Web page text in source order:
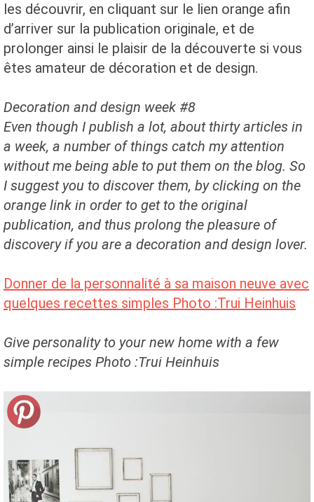
les découvrir, en cliquant sur le lien orange afin
d’arriver sur la publication originale, et de
prolonger ainsi le plaisir de la découverte si vous
êtes amateur de décoration et de design.
Decoration and design week #8
Even though I publish a lot, about thirty articles in
a week, a number of things catch my attention
without me being able to put them on the blog. So
I suggest you to discover them, by clicking on the
orange link in order to get to the original
publication, and thus prolong the pleasure of
discovery if you are a decoration and design lover.
Donner de la personnalité à sa maison neuve avec
quelques recettes simples Photo :Trui Heinhuis
Give personality to your new home with a few
simple recipes Photo :Trui Heinhuis